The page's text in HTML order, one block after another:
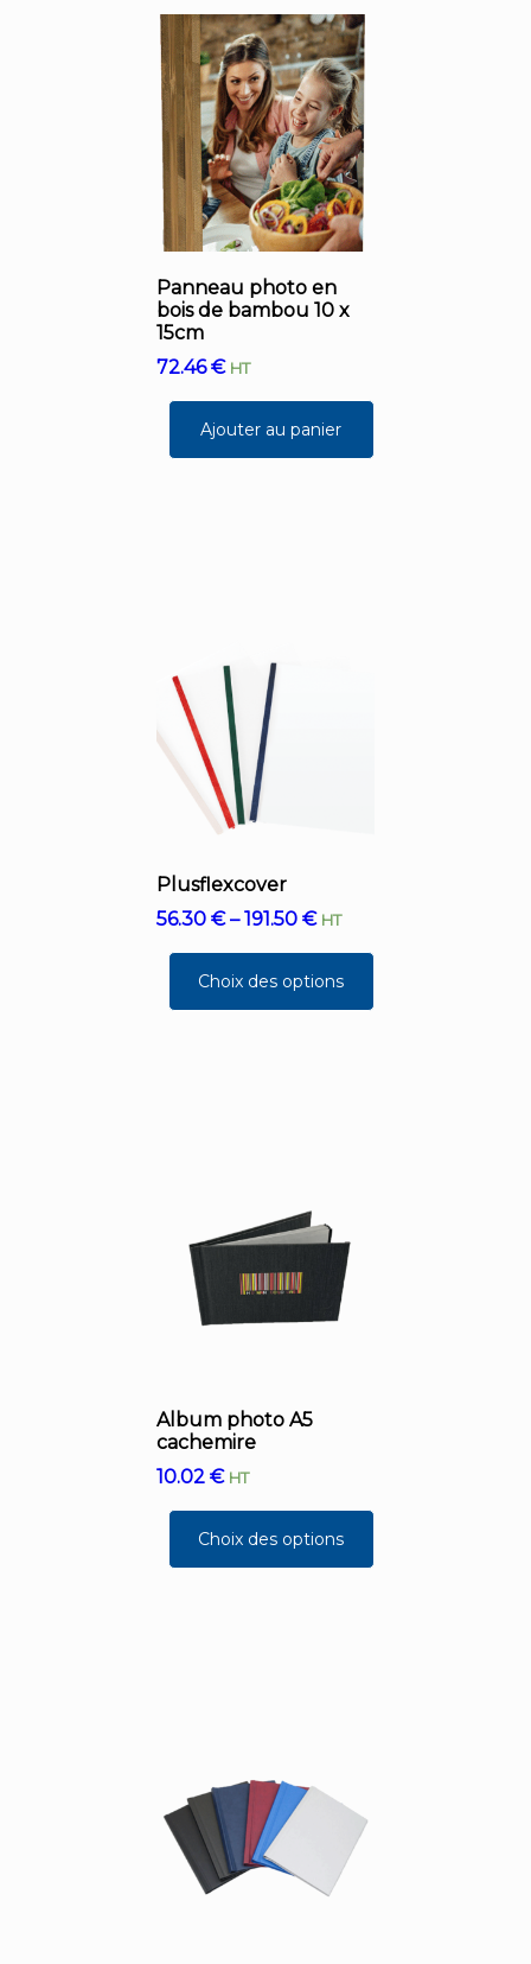
Panneau photo en
bois de bambou 10 x
15cm
72.46€ HT
Ajouter au panier
Plusflexcover
56.30€–191.50€ HT
Choix des options
Album photo A5
cachemire
10.02€ HT
Choix des options